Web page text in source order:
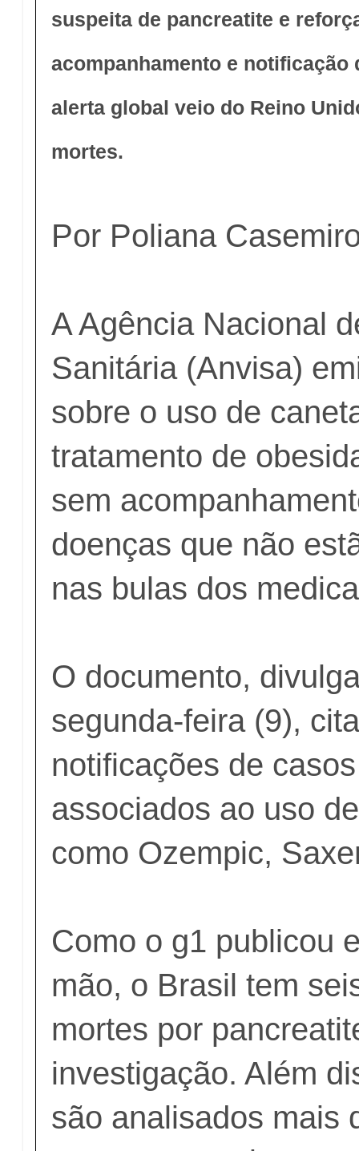
suspeita de pancreatite e
acompanhamento e notificação
alerta global veio do Reino
mortes.
Por Poliana
A Agência Nacional
Sanitária (Anvisa)
sobre o uso de
tratamento de
sem
doenças que não
nas bulas dos
O documento,
segunda-feira (9),
notificações de
associados ao uso
como Ozempic,
Como o g1 publicou
mão, o Brasil tem
mortes por
investigação. Além
são analisados mais